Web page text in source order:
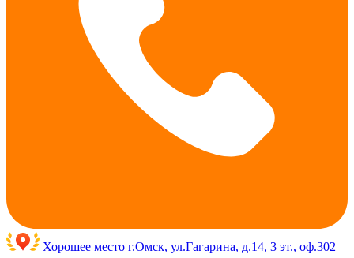
Хорошее место г.Омск, ул.Гагарина, д.14, 3 эт., оф.302